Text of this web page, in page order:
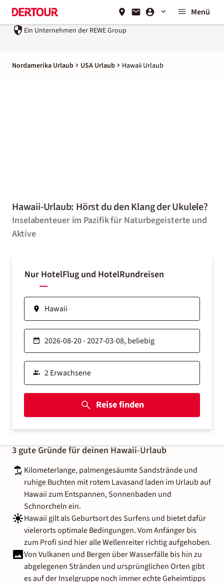
Menü
Ein Unternehmen der REWE Group
Nordamerika Urlaub USA Urlaub Hawaii Urlaub
Hawaii-Urlaub: Hörst du den Klang der Ukulele?
Inselabenteuer im Pazifik für Naturbegeisterte und
Aktive
Nur HotelFlug und HotelRundreisen
Reise finden
3 gute Gründe für deinen Hawaii-Urlaub
Kilometerlange, palmengesäumte Sandstrände und
ruhige Buchten mit rotem Lavasand laden im Urlaub auf
Hawaii zum Entspannen, Sonnenbaden und
Schnorcheln ein.
Hawaii gilt als Geburtsort des Surfens und bietet dafür
vielerorts optimale Bedingungen. Vom Anfänger bis
zum Profi sind hier alle Wellenreiter richtig aufgehoben.
Von Vulkanen und Bergen über Wasserfälle bis hin zu
abgelegenen Stränden und ursprünglichen Orten gibt
es auf der Inselgruppe noch immer echte Geheimtipps